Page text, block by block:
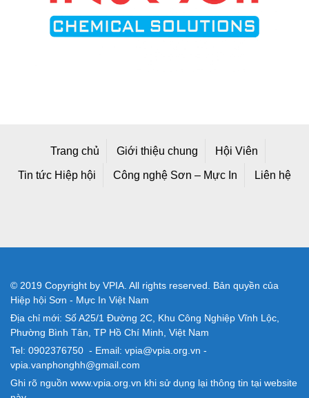
Trang chủ Giới thiệu chung Hội Viên
Tin tức Hiệp hội Công nghệ Sơn – Mực In Liên hệ
© 2019 Copyright by VPIA. All rights reserved. Bản quyền của
Hiệp hội Sơn - Mực In Việt Nam
Địa chỉ mới: Số A25/1 Đường 2C, Khu Công Nghiệp Vĩnh Lộc,
Phường Bình Tân, TP Hồ Chí Minh, Việt Nam
Tel: 0902376750 - Email: vpia@vpia.org.vn -
vpia.vanphonghh@gmail.com
Ghi rõ nguồn www.vpia.org.vn khi sử dụng lại thông tin tại website